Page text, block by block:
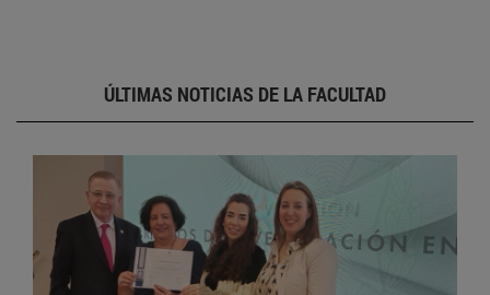
ÚLTIMAS NOTICIAS DE LA FACULTAD